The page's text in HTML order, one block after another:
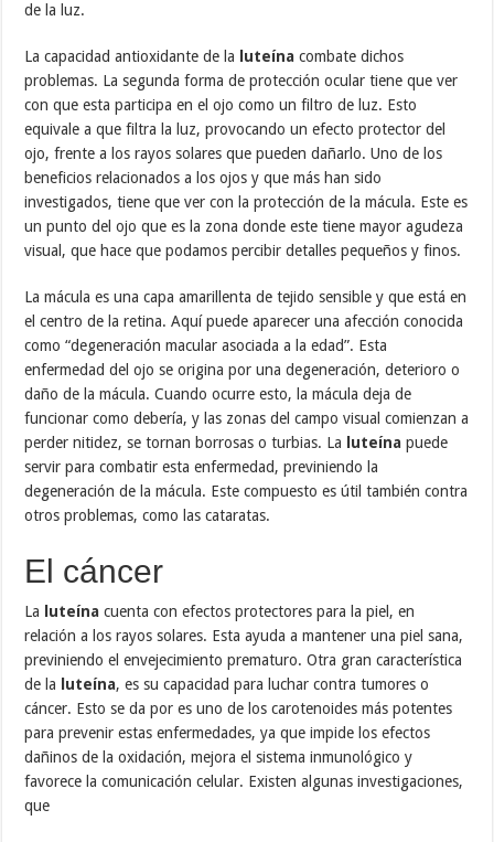
de la luz.
La capacidad antioxidante de la luteína combate dichos
problemas. La segunda forma de protección ocular tiene que ver
con que esta participa en el ojo como un filtro de luz. Esto
equivale a que filtra la luz, provocando un efecto protector del
ojo, frente a los rayos solares que pueden dañarlo. Uno de los
beneficios relacionados a los ojos y que más han sido
investigados, tiene que ver con la protección de la mácula. Este es
un punto del ojo que es la zona donde este tiene mayor agudeza
visual, que hace que podamos percibir detalles pequeños y finos.
La mácula es una capa amarillenta de tejido sensible y que está en
el centro de la retina. Aquí puede aparecer una afección conocida
como “degeneración macular asociada a la edad”. Esta
enfermedad del ojo se origina por una degeneración, deterioro o
daño de la mácula. Cuando ocurre esto, la mácula deja de
funcionar como debería, y las zonas del campo visual comienzan a
perder nitidez, se tornan borrosas o turbias. La
luteína puede
servir para combatir esta enfermedad, previniendo la
degeneración de la mácula. Este compuesto es útil también contra
otros problemas, como las cataratas.
El cáncer
La luteína cuenta con efectos protectores para la piel, en
relación a los rayos solares. Esta ayuda a mantener una piel sana,
previniendo el envejecimiento prematuro. Otra gran característica
de la
luteína, es su capacidad para luchar contra tumores o
cáncer. Esto se da por es uno de los carotenoides más potentes
para prevenir estas enfermedades, ya que impide los efectos
dañinos de la oxidación, mejora el sistema inmunológico y
favorece la comunicación celular. Existen algunas investigaciones,
que